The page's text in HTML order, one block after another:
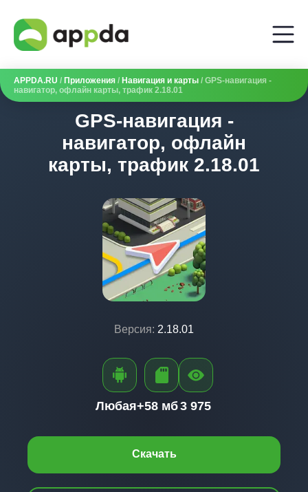
APPDA.RU / Приложения / Навигация и карты / GPS-навигация -
навигатор, офлайн карты, трафик 2.18.01
GPS-навигация -
навигатор, офлайн
карты, трафик 2.18.01
Версия: 2.18.01
Скачать
Любая+58 мб3 975